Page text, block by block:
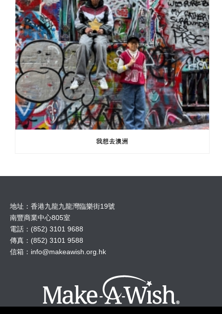
我想去澳洲
地址：香港九龍九龍灣臨樂街19號
南豐商業中心805室
電話：(852) 3101 9688
傳真：(852) 3101 9588
信箱： info@makeawish.org.hk